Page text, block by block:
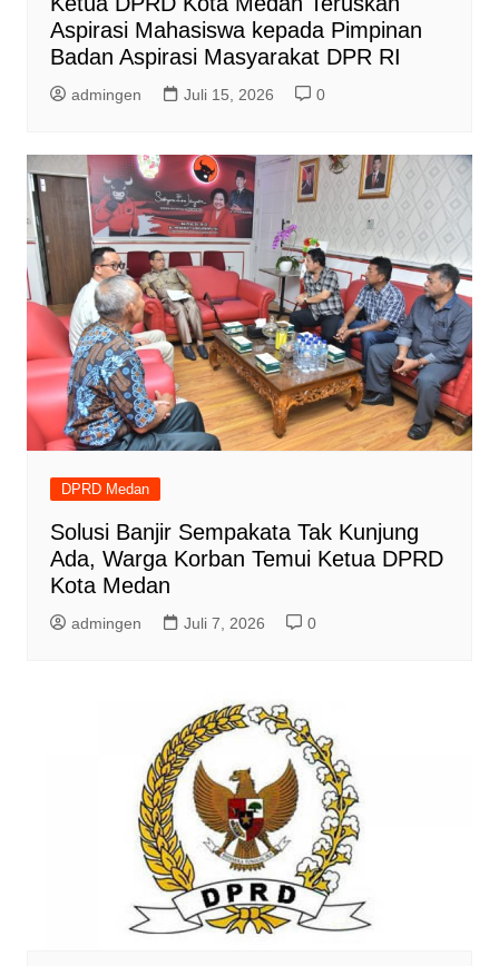
Aspirasi Mahasiswa kepada Pimpinan
Badan Aspirasi Masyarakat DPR RI
admingen Juli 15, 2026 0
DPRD Medan
Solusi Banjir Sempakata Tak Kunjung
Ada, Warga Korban Temui Ketua DPRD
Kota Medan
admingen Juli 7, 2026 0